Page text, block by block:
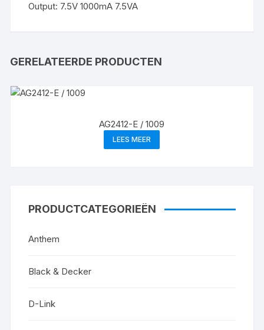
Output: 7.5V 1000mA 7.5VA
GERELATEERDE PRODUCTEN
AG2412-E / 1009
LEES MEER
PRODUCTCATEGORIEËN
Anthem
Black & Decker
D-Link